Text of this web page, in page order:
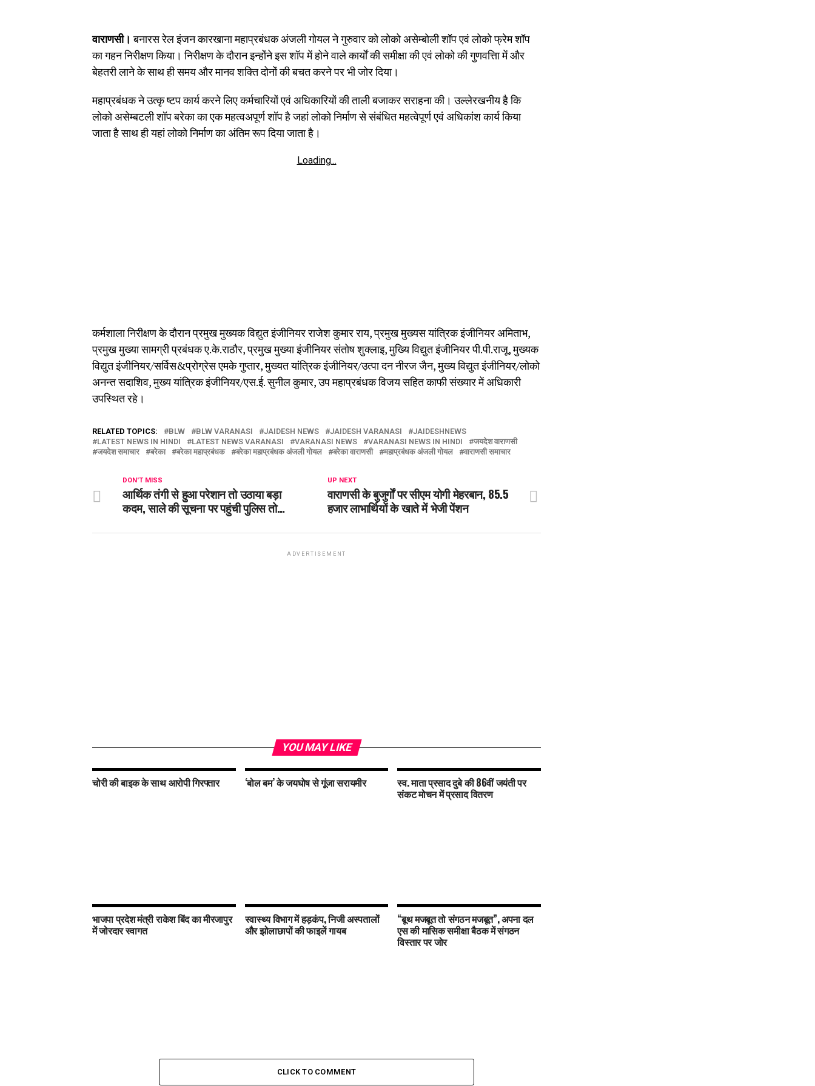
वाराणसी। बनारस रेल इंजन कारखाना महाप्रबंधक अंजली गोयल ने गुरुवार को लोको असेम्बोली शॉप एवं लोको फ्रेम शॉप
का गहन निरीक्षण किया। निरीक्षण के दौरान इन्होंने इस शॉप में होने वाले कार्यों की समीक्षा की एवं लोको की गुणवत्ताि में और
बेहतरी लाने के साथ ही समय और मानव शक्ति दोनों की बचत करने पर भी जोर दिया।
महाप्रबंधक ने उत्कृ ष्टप कार्य करने लिए कर्मचारियों एवं अधिकारियों की ताली बजाकर सराहना की। उल्लेरखनीय है कि
लोको असेम्बटली शॉप बरेका का एक महत्वअपूर्ण शॉप है जहां लोको निर्माण से संबंधित महत्वेपूर्ण एवं अधिकांश कार्य किया
जाता है साथ ही यहां लोको निर्माण का अंतिम रूप दिया जाता है।
Loading...
कर्मशाला निरीक्षण के दौरान प्रमुख मुख्यक विद्युत इंजीनियर राजेश कुमार राय, प्रमुख मुख्यस यांत्रिक इंजीनियर अमिताभ,
प्रमुख मुख्या सामग्री प्रबंधक ए.के.राठौर, प्रमुख मुख्या इंजीनियर संतोष शुक्लाइ, मुख्यि विद्युत इंजीनियर पी.पी.राजू, मुख्यक
विद्युत इंजीनियर/सर्विस&प्रोग्रेस एमके गुप्तार, मुख्यत यांत्रिक इंजीनियर/उत्पा दन नीरज जैन, मुख्य विद्युत इंजीनियर/लोको
अनन्त सदाशिव, मुख्य यांत्रिक इंजीनियर/एस.ई. सुनील कुमार, उप महाप्रबंधक विजय सहित काफी संख्यार में अधिकारी
उपस्थित रहे।
RELATED TOPICS: BLW BLW VARANASI JAIDESH NEWS JAIDESH VARANASI
JAIDESHNEWS
LATEST NEWS IN HINDI
LATEST NEWS VARANASI VARANASI NEWS VARANASI NEWS IN HINDI
जयदेश वाराणसी
जयदेश समाचार
बरेका बरेका महाप्रबंधक बरेका महाप्रबंधक अंजली गोयल बरेका वाराणसी महाप्रबंधक अंजली गोयल वाराणसी समाचार
UP NEXT
वाराणसी के बुजुर्गों पर सीएम योगी मेहरबान, 85.5
हजार लाभार्थियों के खाते में भेजी पेंशन
DON'T MISS
आर्थिक तंगी से हुआ परेशान तो उठाया बड़ा
कदम, साले की सूचना पर पहुंची पुलिस तो…
ADVERTISEMENT
YOU MAY LIKE
चोरी की बाइक के साथ आरोपी गिरफ्तार ‘बोल बम’ के जयघोष से गूंजा सरायमीर स्व. माता प्रसाद दुबे की 86वीं जयंती पर
संकट मोचन में प्रसाद वितरण
भाजपा प्रदेश मंत्री राकेश बिंद का मीरजापुर
में जोरदार स्वागत
स्वास्थ्य विभाग में हड़कंप, निजी अस्पतालों
और झोलाछापों की फाइलें गायब
“बूथ मजबूत तो संगठन मजबूत”, अपना दल
एस की मासिक समीक्षा बैठक में संगठन
विस्तार पर जोर
CLICK TO COMMENT